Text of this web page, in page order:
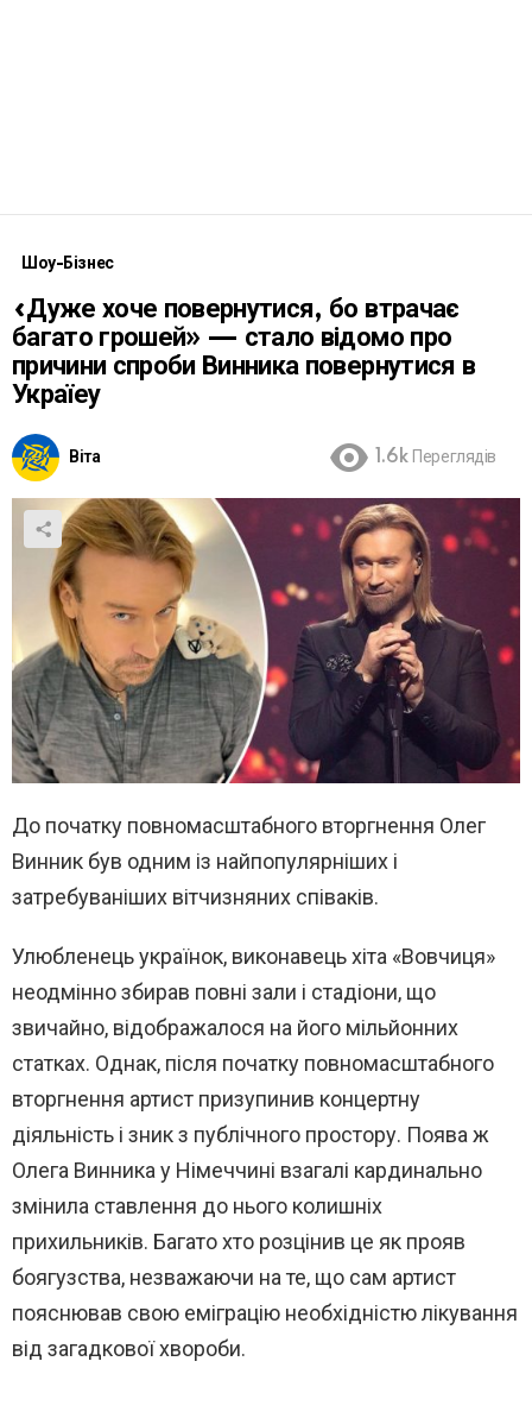
Шоу-Бізнес
«Дуже хоче повернутися, бо втрачає
багато грошей» — стало відомо про
причини спроби Винника повернутися в
Україеу
Віта 1.6k Переглядів
До початку повномасштабного вторгнення Олег
Винник був одним із найпопулярніших і
затребуваніших вітчизняних співаків.
Улюбленець українок, виконавець хіта «Вовчиця»
неодмінно збирав повні зали і стадіони, що
звичайно, відображалося на його мільйонних
статках. Однак, після початку повномасштабного
вторгнення артист призупинив концертну
діяльність і зник з публічного простору. Поява ж
Олега Винника у Німеччині взагалі кардинально
змінила ставлення до нього колишніх
прихильників. Багато хто розцінив це як прояв
боягузства, незважаючи на те, що сам артист
пояснював свою еміграцію необхідністю лікування
від загадкової хвороби.